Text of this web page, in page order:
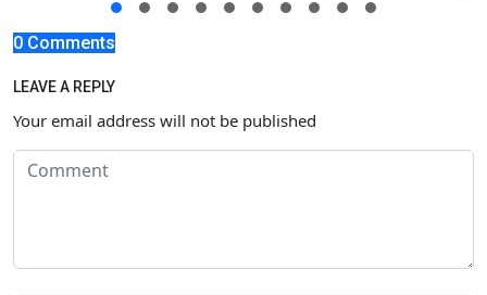
0 Comments
LEAVE A REPLY
Your email address will not be published